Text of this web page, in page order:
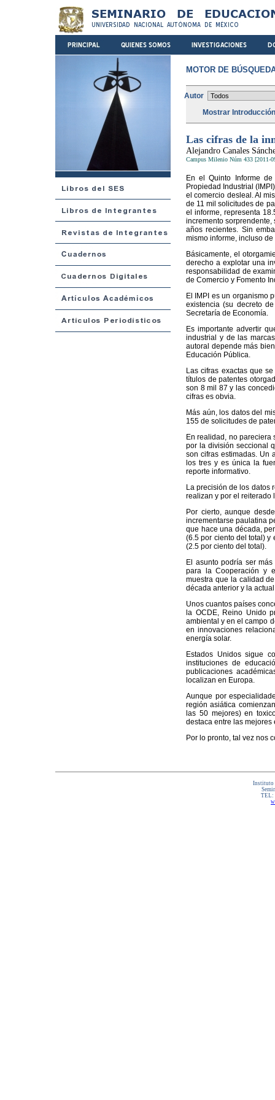
MOTOR DE
Autor
Mostrar
Las cifras de la
Alejandro Canales
Campus Milenio Núm 433 [2011-
En el Quinto Informe
Propiedad Industrial
el comercio desleal. Al
de 11 mil solicitudes de
el informe, representa
incremento
años recientes. Sin
mismo informe, incluso
Básicamente, el
derecho a explotar una
responsabilidad de
de Comercio y Fomento
El IMPI es un organismo
existencia (su decreto
Secretaría de Economía.
Es importante advertir
industrial y de las
autoral depende más
Educación Pública.
Las cifras exactas que
títulos de patentes
son 8 mil 87 y las
cifras es obvia.
Más aún, los datos del
155 de solicitudes de
En realidad, no pareciera
por la división seccional
son cifras estimadas. Un
los tres y es única la
reporte informativo.
La precisión de los datos
realizan y por el reiterado
Por cierto, aunque
incrementarse paulatina
que hace una década,
(6.5 por ciento del total) y
(2.5 por ciento del total).
El asunto podría ser
para la Cooperación y
muestra que la calidad
década anterior y la
Unos cuantos países
la OCDE, Reino Unido
ambiental y en el campo
en innovaciones
energía solar.
Estados Unidos sigue
instituciones de
publicaciones
localizan en Europa.
Aunque por
región asiática
las 50 mejores) en
destaca entre las
Por lo pronto, tal vez nos
Instituto
TEL: